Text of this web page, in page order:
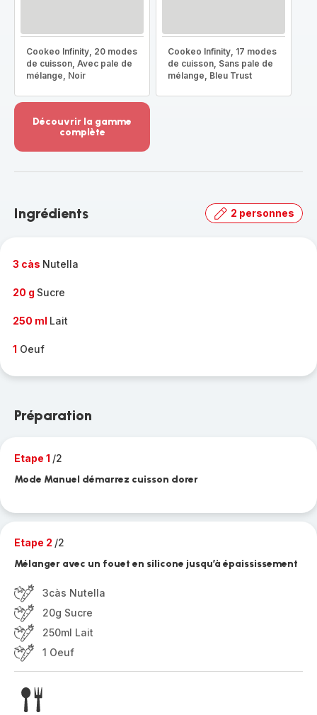
Cookeo Infinity, 20 modes
de cuisson, Avec pale de
mélange, Noir
Cookeo Infinity, 17 modes
de cuisson, Sans pale de
mélange, Bleu Trust
Découvrir la gamme
complète
-
gamme
Ingrédients 2 personnes
3 càs Nutella
20 g Sucre
250 ml Lait
1 Oeuf
Préparation
Etape 1 /2
Mode Manuel démarrez cuisson dorer
Etape 2 /2
Mélanger avec un fouet en silicone jusqu’à épaississement
3càs Nutella
20g Sucre
250ml Lait
1 Oeuf